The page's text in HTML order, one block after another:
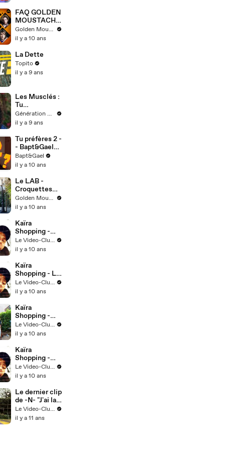
FAQ GOLDEN
MOUSTACHE
PARTIE 2 Golden Moustache
il y a 10 ans
La Dette
Topito
il y a 9 ans
Les Musclés :
Tu
m'rappelles
Germaine
Génération Club Do
il y a 9 ans
Tu préfères 2 -
- Bapt&Gael
feat Travis
Pastrana
Bapt&Gael
il y a 10 ans
Le LAB -
Croquettes
Budokaï
Golden Moustache
il y a 10 ans
Kaïra
Shopping -
Les
dromadaires
Le Video-Club de Save Ferris
il y a 10 ans
Kaïra
Shopping - Le
stage
imitations de
Le Video-Club de Save Ferris
il y a 10 ans
Kaïra
Shopping -
Location de
Faux Temoins
Le Video-Club de Save Ferris
il y a 10 ans
Kaïra
Shopping -
Les Roses du
Pak Pak
Le Video-Club de Save Ferris
il y a 10 ans
Le dernier clip
de -N- "J'ai la
Haine" - Pop
1000
Le Video-Club de Save Ferris
il y a 11 ans